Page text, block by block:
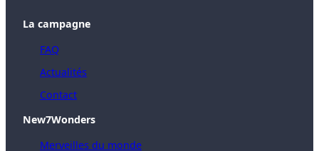
La campagne
FAQ
Actualités
Contact
New7Wonders
Merveilles du monde